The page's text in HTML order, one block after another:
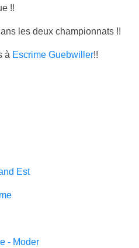
!!
les deux championnats !!
à Escrime Guebwiller!!
Est
- Moder